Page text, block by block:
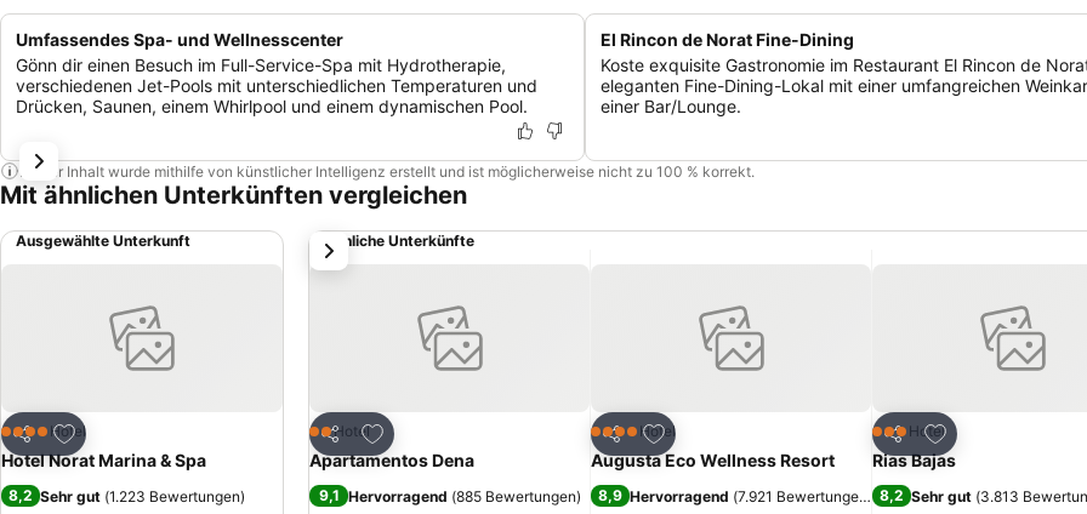
Umfassendes Spa- und Wellnesscenter
Gönn dir einen Besuch im Full-Service-Spa mit Hydrotherapie,
verschiedenen Jet-Pools mit unterschiedlichen Temperaturen und
Drücken, Saunen, einem Whirlpool und einem dynamischen Pool.
El Rincon de Norat Fine-Dining
Koste exquisite Gastronomie im Restaurant El Rincon de
eleganten Fine-Dining-Lokal mit einer umfangreichen
einer Bar/Lounge.
Dieser Inhalt wurde mithilfe von künstlicher Intelligenz erstellt und ist möglicherweise nicht zu 100 % korrekt.
Mit ähnlichen Unterkünften vergleichen
Ausgewählte Unterkunft
Teilen
Zu Favoriten hinzufügen
4 SterneHotel
Hotel Norat Marina & Spa
8,2 Sehr gut (1.223 Bewertungen)
Ähnliche Unterkünfte
Teilen
Zu Favoriten hinzufügen
2 Sterne
Hotel
Apartamentos Dena
9,1 Hervorragend (885 Bewertungen)
Teilen
Zu Favoriten hinzufügen
4 SterneHotel
Augusta Eco Wellness Resort
8,9 Hervorragend (7.921 Bewertungen)
Teilen
Zu Favoriten
3 SterneHotel
Rias Bajas
8,2 Sehr gut (3.813
weiter